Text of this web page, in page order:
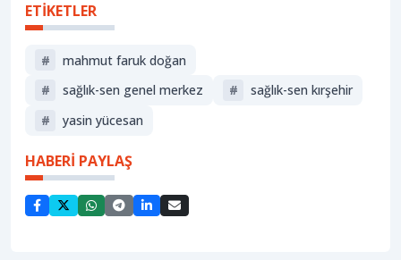
ETİKETLER
#
mahmut faruk doğan
#
sağlık-sen genel merkez #
sağlık-sen kırşehir
#
yasin yücesan
HABERİ PAYLAŞ